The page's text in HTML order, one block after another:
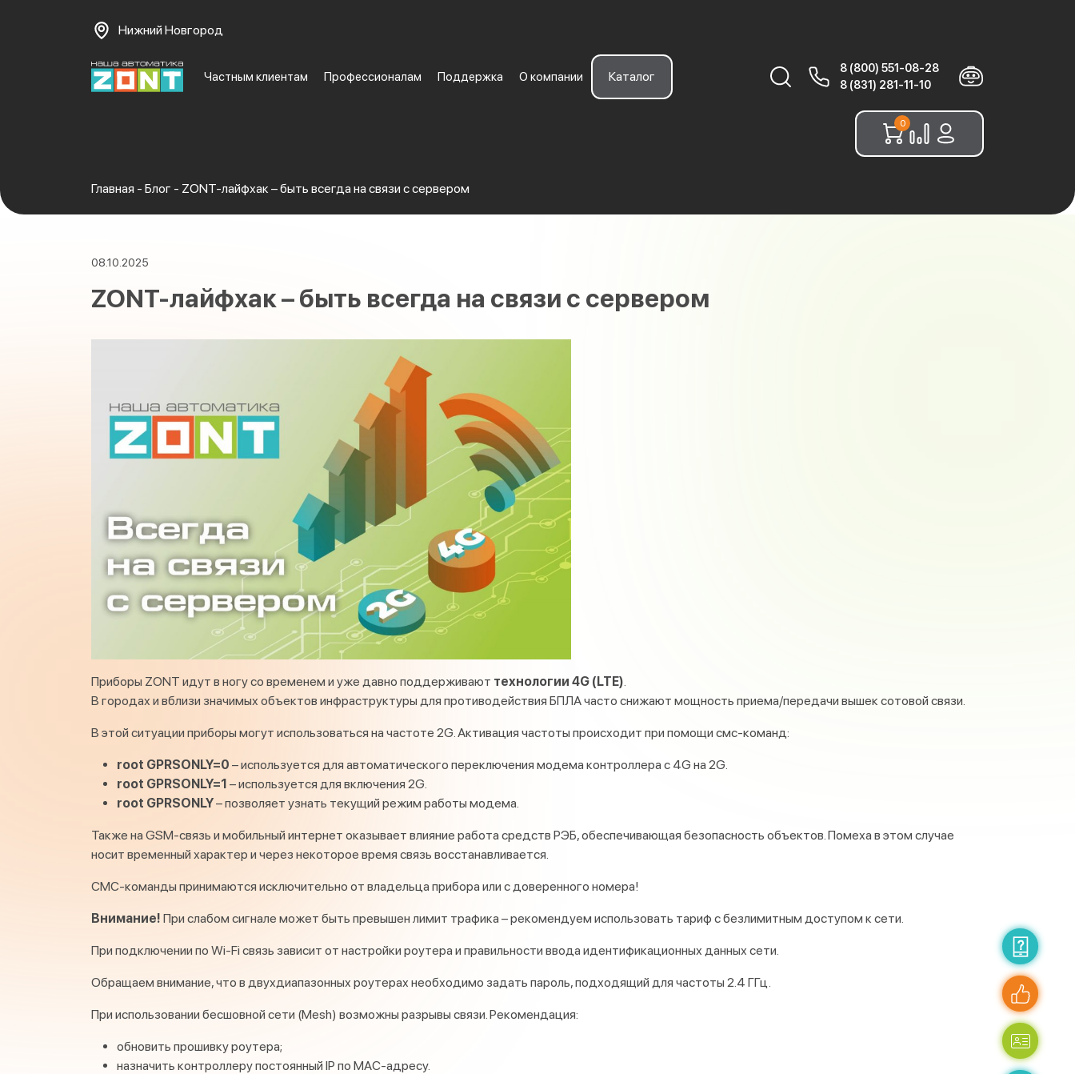
Нижний Новгород
Частным клиентам Профессионалам Поддержка О компании Каталог
Найти:
8 (800) 551-08-28
8 (831) 281-11-10
0
Главная - Блог - ZONT-лайфхак – быть всегда на связи с сервером
08.10.2025
ZONT-лайфхак – быть всегда на связи с сервером
Приборы ZONT идут в ногу со временем и уже давно поддерживают технологии 4G (LTE)
В городах и вблизи значимых объектов инфраструктуры для противодействия БПЛА часто снижают мощность приема/передачи вышек сотовой связи.
В этой ситуации приборы могут использоваться на частоте 2G. Активация частоты происходит при помощи смс-команд:
root GPRSONLY=0 – используется для автоматического переключения модема контроллера с 4G на 2G.
root GPRSONLY=1 – используется для включения 2G.
root GPRSONLY– позволяет узнать текущий режим работы модема.
Также на GSM-связь и мобильный интернет оказывает влияние работа средств РЭБ, обеспечивающая безопасность объектов. Помеха в этом случае
носит временный характер и через некоторое время связь восстанавливается.
СМС-команды принимаются исключительно от владельца прибора или с доверенного номера!
Внимание! При слабом сигнале может быть превышен лимит трафика – рекомендуем использовать тариф с безлимитным доступом к сети.
При подключении по Wi-Fi связь зависит от настройки роутера и правильности ввода идентификационных данных сети.
Обращаем внимание, что в двухдиапазонных роутерах необходимо задать пароль, подходящий для частоты 2.4 ГГц.
При использовании бесшовной сети (Mesh) возможны разрывы связи. Рекомендация:
обновить прошивку роутера;
назначить контроллеру постоянный IP по MAC-адресу.